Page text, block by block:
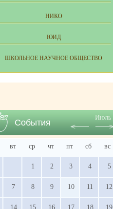
НИКО
ЮИД
ШКОЛЬНОЕ НАУЧНОЕ ОБЩЕСТВО
События
Июль
вт ср чт пт сб вс
1 2 3 4 5
7 8 9 10 11 12
14 15 16 17 18 19